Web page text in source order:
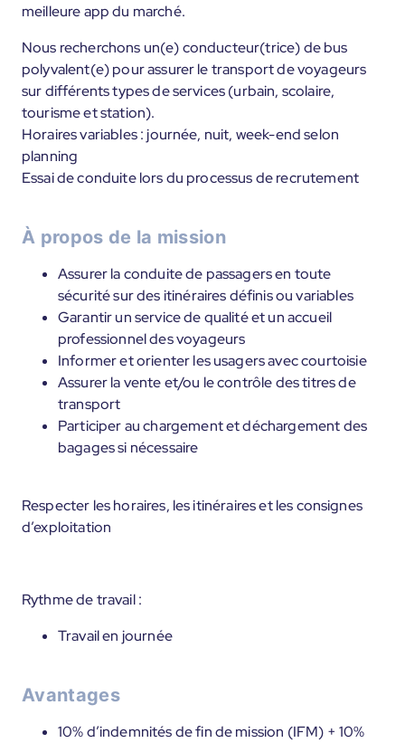
meilleure app du marché.
Nous recherchons un(e) conducteur(trice) de bus
polyvalent(e) pour assurer le transport de voyageurs
sur différents types de services (urbain, scolaire,
tourisme et station).
Horaires variables : journée, nuit, week-end selon
planning
Essai de conduite lors du processus de recrutement
À propos de la mission
Assurer la conduite de passagers en toute
sécurité sur des itinéraires définis ou variables
Garantir un service de qualité et un accueil
professionnel des voyageurs
Informer et orienter les usagers avec courtoisie
Assurer la vente et/ou le contrôle des titres de
transport
Participer au chargement et déchargement des
bagages si nécessaire
Respecter les horaires, les itinéraires et les consignes
d’exploitation
Rythme de travail :
Travail en journée
Avantages
10% d’indemnités de fin de mission (IFM) + 10%